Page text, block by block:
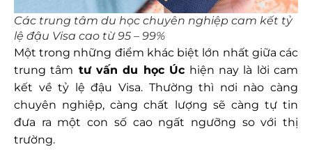
Các trung tâm du học chuyên nghiệp cam kết tỷ
lệ đậu Visa cao từ 95 – 99%
Một trong những điểm khác biệt lớn nhất giữa các
trung tâm tư vấn du học Úc hiện nay là lời cam
kết về tỷ lệ đậu Visa. Thường thì nơi nào càng
chuyên nghiệp, càng chất lượng sẽ càng tự tin
đưa ra một con số cao ngất ngưỡng so với thị
trường.